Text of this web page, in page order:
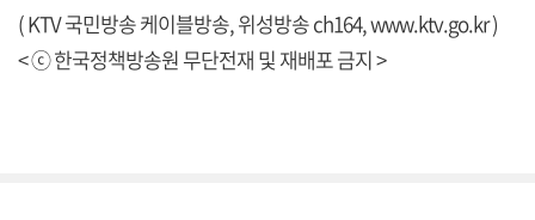
( KTV 국민방송 케이블방송, 위성방송 ch164,www.ktv.go.kr)
< ⓒ 한국정책방송원 무단전재 및 재배포 금지 >